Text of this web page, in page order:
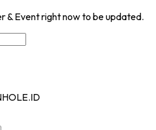
& Event right now to be updated.